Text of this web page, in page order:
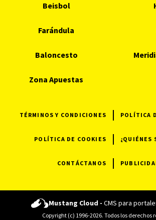
Beisbol
Farándula
Baloncesto
Zona Apuestas
TÉRMINOS Y CONDICIONES POLÍTICA
POLÍTICA DE COOKIES ¿QUIÉNES
CONTÁCTANOS
Mustang Cloud - CMS para
Copyright (c) 1996-2026. Todos los derechos